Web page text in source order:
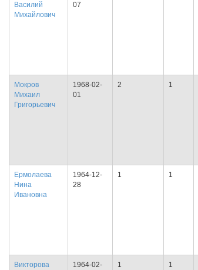
Василий
Михайлович
07
Мокров
Михаил
Григорьевич
1968-02-
01
2 1
Ермолаева
Нина
Ивановна
1964-12-
28
1 1
Викторова
1964-02-
1 1